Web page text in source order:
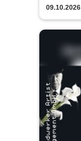
09.10.2026